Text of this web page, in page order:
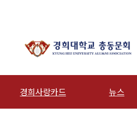
경희사랑카드 뉴스